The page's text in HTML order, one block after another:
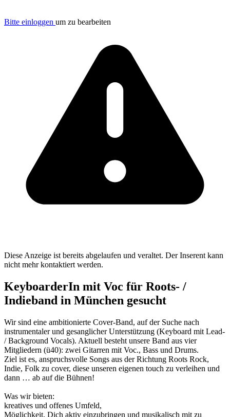
Bitte einloggen um zu bearbeiten
Diese Anzeige ist bereits abgelaufen und veraltet. Der Inserent kann
nicht mehr kontaktiert werden.
KeyboarderIn mit Voc für Roots- /
Indieband in München gesucht
Wir sind eine ambitionierte Cover-Band, auf der Suche nach
instrumentaler und gesanglicher Unterstützung (Keyboard mit Lead-
/ Background Vocals). Aktuell besteht unsere Band aus vier
Mitgliedern (ü40): zwei Gitarren mit Voc., Bass und Drums.
Ziel ist es, anspruchsvolle Songs aus der Richtung Roots Rock,
Indie, Folk zu cover, diese unseren eigenen touch zu verleihen und
dann … ab auf die Bühnen!
Was wir bieten:
kreatives und offenes Umfeld,
Möglichkeit, Dich aktiv einzubringen und musikalisch mit zu